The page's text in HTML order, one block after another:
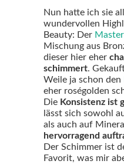
Nun hatte ich sie
wundervollen
Beauty: Der
Mischung aus
dieser hier eher
schimmert.
Weile ja schon den
eher roségolden
Die Konsistenz ist
lässt sich sowohl
als auch auf
hervorragend
Der Schimmer ist
Favorit, was mir